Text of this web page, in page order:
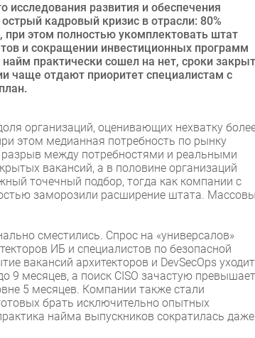
развития и обеспечения
кадровый кризис в отрасли: 80%
этом полностью укомплектовать штат
и сокращении инвестиционных программ
практически сошел на нет, сроки
чаще отдают приоритет специалистам с
организаций, оценивающих нехватку
этом медианная потребность по рынку
между потребностями и реальными
вакансий, а в половине организаций
точечный подбор, тогда как компании с
заморозили расширение штата.
сместились. Спрос на «универсалов»
ИБ и специалистов по безопасной
вакансий архитекторов и DevSecOps уходит
9 месяцев, а поиск CISO зачастую превышает
5 месяцев. Компании также стали
брать исключительно опытных
найма выпускников сократилась